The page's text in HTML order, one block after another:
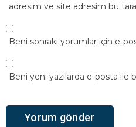
adresim ve site adresim bu
Beni sonraki yorumlar için e-
Beni yeni yazılarda e-posta ile